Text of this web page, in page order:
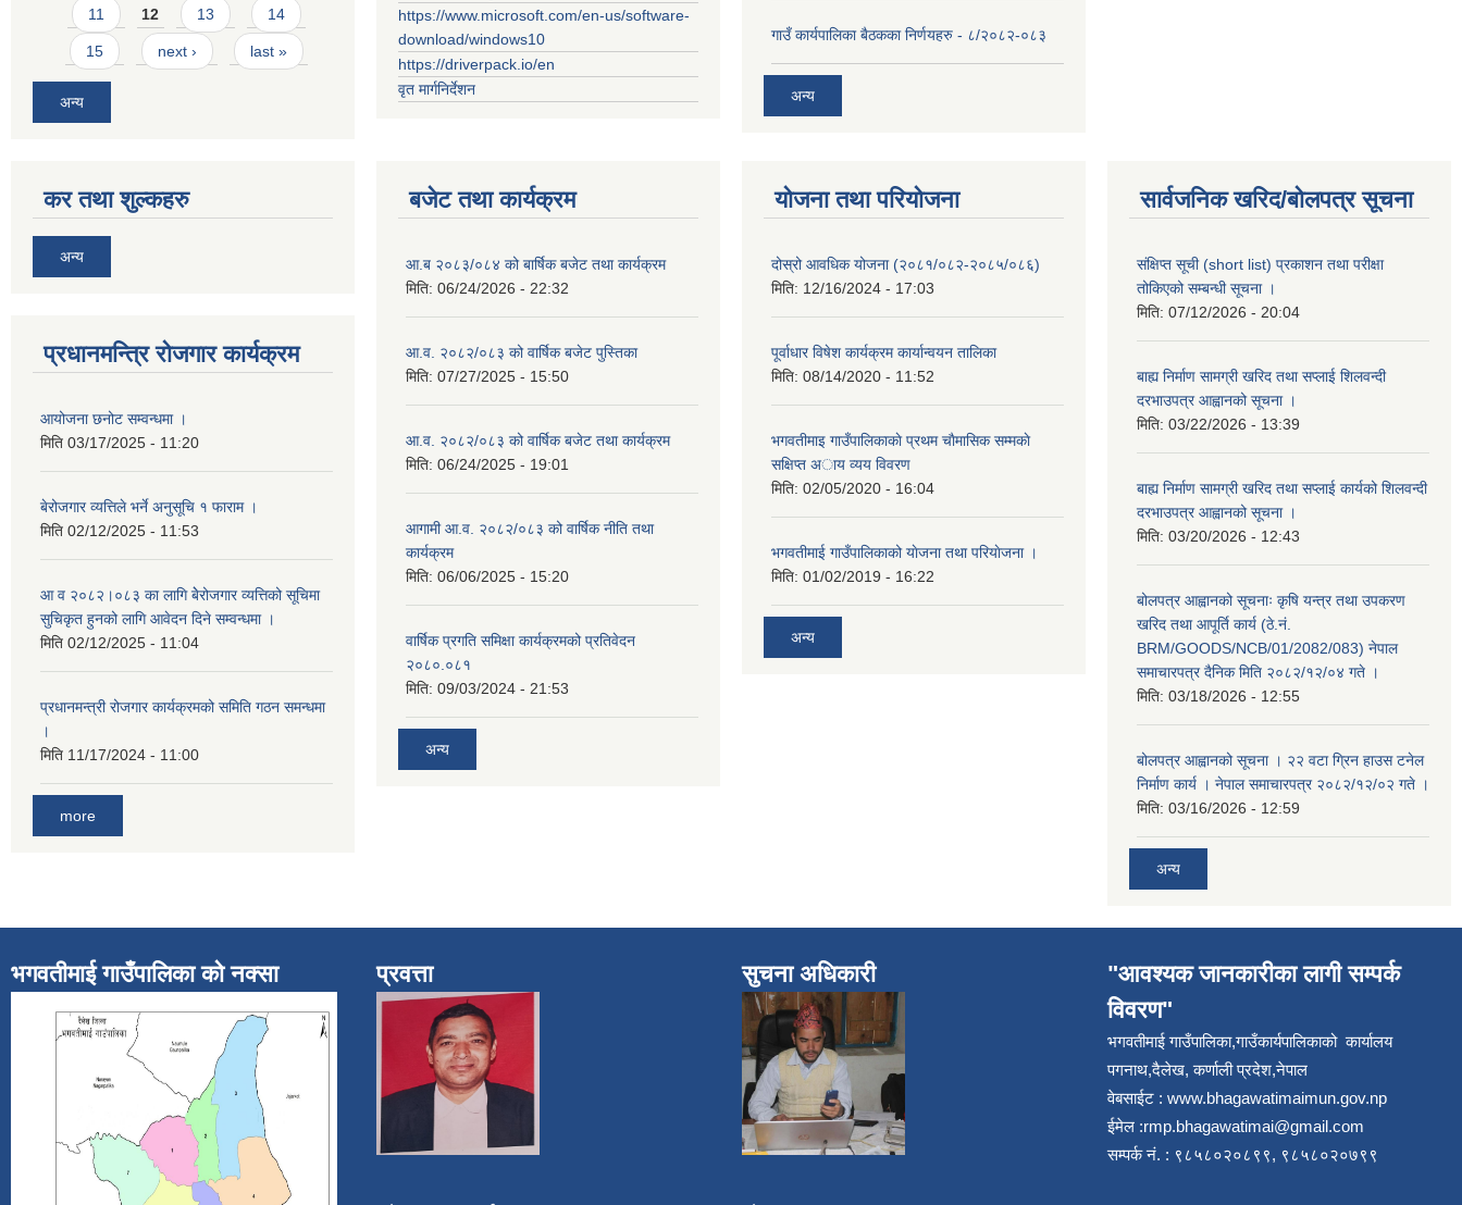
11 12 13 14
15 next › last »
अन्य
https://www.microsoft.com/en-us/software-
download/windows10
https://driverpack.io/en
वृत मार्गनिर्देशन
गाउँ कार्यपालिका बैठकका निर्णयहरु - ८/२०८२-०८३
अन्य
कर तथा शुल्कहरु
अन्य
प्रधानमन्त्रि रोजगार कार्यक्रम
आयोजना छनोट सम्वन्धमा ।
मिति 03/17/2025 - 11:20
बेरोजगार व्यत्तिले भर्ने अनुसूचि १ फाराम ।
मिति 02/12/2025 - 11:53
आ व २०८२।०८३ का लागि बेेरोजगार व्यत्तिको सूचिमा
सुचिकृत हुनको लागि आवेदन दिने सम्वन्धमा ।
मिति 02/12/2025 - 11:04
प्रधानमन्त्री रोजगार कार्यक्रमको समिति गठन समन्धमा
।
मिति 11/17/2024 - 11:00
more
बजेट तथा कार्यक्रम
आ.ब २०८३/०८४ को बार्षिक बजेट तथा कार्यक्रम
मिति: 06/24/2026 - 22:32
आ.व. २०८२/०८३ को वार्षिक बजेट पुस्तिका
मिति: 07/27/2025 - 15:50
आ.व. २०८२/०८३ को वार्षिक बजेट तथा कार्यक्रम
मिति: 06/24/2025 - 19:01
आगामी आ.व. २०८२/०८३ को वार्षिक नीति तथा
कार्यक्रम
मिति: 06/06/2025 - 15:20
वार्षिक प्रगति समिक्षा कार्यक्रमको प्रतिवेदन
२०८०.०८१
मिति: 09/03/2024 - 21:53
अन्य
योजना तथा परियोजना
दोस्रो आवधिक योजना (२०८१/०८२-२०८५/०८६)
मिति: 12/16/2024 - 17:03
पूर्वाधार विषेश कार्यक्रम कार्यान्वयन तालिका
मिति: 08/14/2020 - 11:52
भगवतीमाइ गाउँपालिकाकाे प्रथम चाैमासिक सम्मकाे
सक्षिप्त अाय व्यय विवरण
मिति: 02/05/2020 - 16:04
भगवतीमाई गाउँपालिकाको याेजना तथा परियाेजना ।
मिति: 01/02/2019 - 16:22
अन्य
सार्वजनिक खरिद/बोलपत्र सूचना
संक्षिप्त सूची (short list) प्रकाशन तथा परीक्षा
तोकिएको सम्बन्धी सूचना ।
मिति: 07/12/2026 - 20:04
बाह्य निर्माण सामग्री खरिद तथा सप्लाई शिलवन्दी
दरभाउपत्र आह्वानको सूचना ।
मिति: 03/22/2026 - 13:39
बाह्य निर्माण सामग्री खरिद तथा सप्लाई कार्यको शिलवन्दी
दरभाउपत्र आह्वानको सूचना ।
मिति: 03/20/2026 - 12:43
बोलपत्र आह्वानको सूचनाः कृषि यन्त्र तथा उपकरण
खरिद तथा आपूर्ति कार्य (ठे.नं.
BRM/GOODS/NCB/01/2082/083) नेपाल
समाचारपत्र दैनिक मिति २०८२/१२/०४ गते ।
मिति: 03/18/2026 - 12:55
बोलपत्र आह्वानको सूचना । २२ वटा ग्रिन हाउस टनेल
निर्माण कार्य । नेपाल समाचारपत्र २०८२/१२/०२ गते ।
मिति: 03/16/2026 - 12:59
अन्य
भगवतीमाई गाउँपालिका को नक्सा प्रवत्ता सुचना अधिकारी
"आवश्यक जानकारीका लागी सम्पर्क
विवरण"
भगवतीमाई गाउँपालिका,गाउँकार्यपालिकाको कार्यालय
पगनाथ,दैलेख, कर्णाली प्रदेश,नेपाल
वेबसाईट : www.bhagawatimaimun.gov.np
ईमेल :rmp.bhagawatimai@gmail.com
सम्पर्क नं. : ९८५८०२०८९९, ९८५८०२०७९९